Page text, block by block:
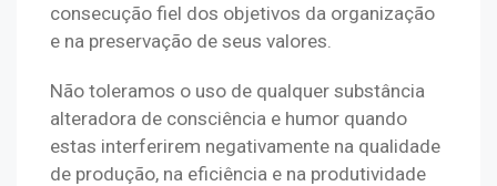
consecução fiel dos objetivos da organização
e na preservação de seus valores.
Não toleramos o uso de qualquer substância
alteradora de consciência e humor quando
estas interferirem negativamente na qualidade
de produção, na eficiência e na produtividade